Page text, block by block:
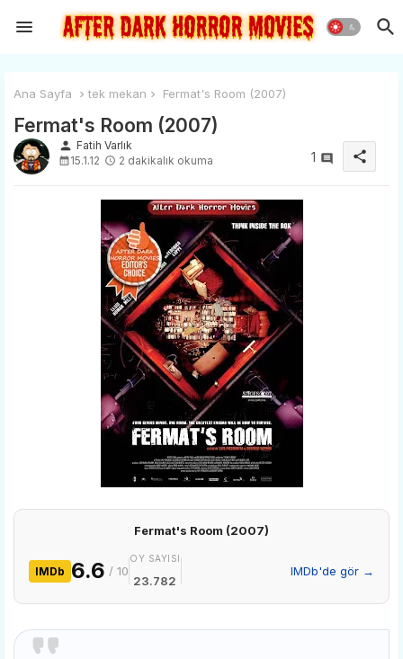
Ana Sayfa tek mekan Fermat's Room (2007)
Fermat's Room (2007)
person Fatih Varlık
15.1.12
2 dakikalık okuma 1 share
Fermat's Room (2007)
IMDb 6.6 / 10
OY SAYISI
23.782
IMDb'de gör →